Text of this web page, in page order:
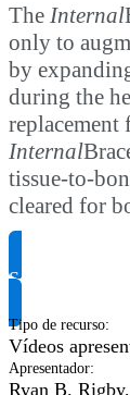
The Internal
only to
by
during the
replacement
Internal
tissue-to-
cleared for
Solicite
Tipo de recurso:
Vídeos
Apresentador:
Ryan B.